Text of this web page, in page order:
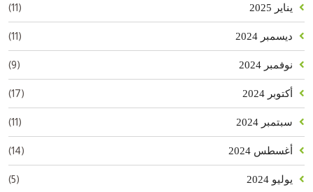
يناير 2025 (11)
ديسمبر 2024 (11)
نوفمبر 2024 (9)
أكتوبر 2024 (17)
سبتمبر 2024 (11)
أغسطس 2024 (14)
يوليو 2024 (5)